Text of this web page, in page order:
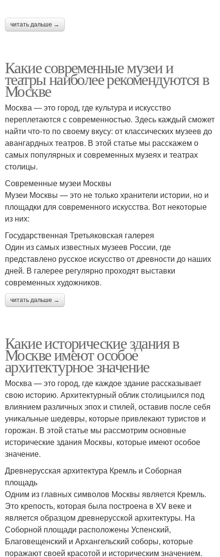
читать дальше →
Какие современные музеи и
театры наиболее рекомендуются в
Москве
Москва — это город, где культура и искусство
переплетаются с современностью. Здесь каждый сможет
найти что-то по своему вкусу: от классических музеев до
авангардных театров. В этой статье мы расскажем о
самых популярных и современных музеях и театрах
столицы.
Современные музеи Москвы
Музеи Москвы — это не только хранители истории, но и
площадки для современного искусства. Вот некоторые
из них:
Государственная Третьяковская галерея
Один из самых известных музеев России, где
представлено русское искусство от древности до наших
дней. В галерее регулярно проходят выставки
современных художников.
читать дальше →
Какие исторические здания в
Москве имеют особое
архитектурное значение
Москва — это город, где каждое здание рассказывает
свою историю. Архитектурный облик столицыился под
влиянием различных эпох и стилей, оставив после себя
уникальные шедевры, которые привлекают туристов и
горожан. В этой статье мы рассмотрим основные
исторические здания Москвы, которые имеют особое
значение.
Древнерусская архитектура Кремль и Соборная
площадь
Одним из главных символов Москвы является Кремль.
Это крепость, которая была построена в XV веке и
является образцом древнерусской архитектуры. На
Соборной площади расположены Успенский,
Благовещенский и Архангельский соборы, которые
поражают своей красотой и историческим значением.